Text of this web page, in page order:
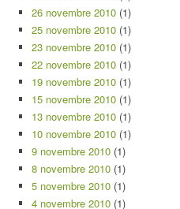
26 novembre 2010 (1)
25 novembre 2010 (1)
23 novembre 2010 (1)
22 novembre 2010 (1)
19 novembre 2010 (1)
15 novembre 2010 (1)
13 novembre 2010 (1)
10 novembre 2010 (1)
9 novembre 2010 (1)
8 novembre 2010 (1)
5 novembre 2010 (1)
4 novembre 2010 (1)